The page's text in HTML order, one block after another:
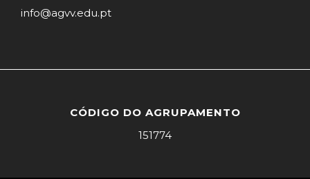
info@agvv.edu.pt
CÓDIGO DO AGRUPAMENTO
151774